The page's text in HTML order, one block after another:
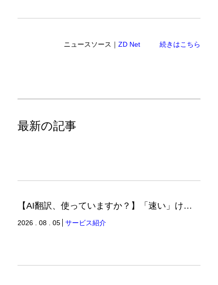
ニュースソース｜ZD Net 続きはこちら
最新の記事
【AI翻訳、使っていますか？】「速い」けど「正しい」は別の話（翻訳ブログ）
2026 . 08 . 05 サービス紹介